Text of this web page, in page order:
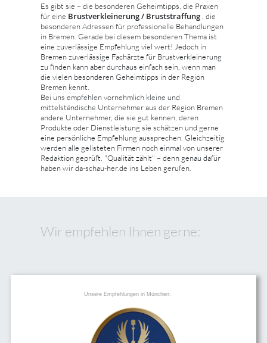
Es gibt sie – die besonderen Geheimtipps, die Praxen
für eine Brustverkleinerung / Bruststraffung , die
besonderen Adressen für professionelle Behandlungen
in Bremen. Gerade bei diesem besonderen Thema ist
eine zuverlässige Empfehlung viel wert! Jedoch in
Bremen zuverlässige Fachärzte für Brustverkleinerung
zu finden kann aber durchaus einfach sein, wenn man
die vielen besonderen Geheimtipps in der Region
Bremen kennt.
Bei uns empfehlen vornehmlich kleine und
mittelständische Unternehmer aus der Region Bremen
andere Unternehmer, die sie gut kennen, deren
Produkte oder Dienstleistung sie schätzen und gerne
eine persönliche Empfehlung aussprechen. Gleichzeitig
werden alle gelisteten Firmen noch einmal von unserer
Redaktion geprüft. "Qualität zählt" – denn genau dafür
haben wir da-schau-her.de ins Leben gerufen.
Wir empfehlen Ihnen gerne:
Unsere Empfehlungen in München: